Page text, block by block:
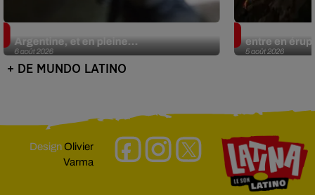
6 août 2026
Argentine, et en pleine...
5 août 2026
entre en
+ DE MUNDO LATINO
DesignOlivier
Varma